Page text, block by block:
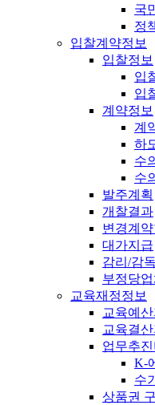
국
정
입찰계약정보
입찰정보
입
입
계약정보
계
하
수
수
발주계획
개찰결과
변경계
대가지급
감리/감
부정당
교육재정정보
교육예
교육결
업무추
K-
수
상품권